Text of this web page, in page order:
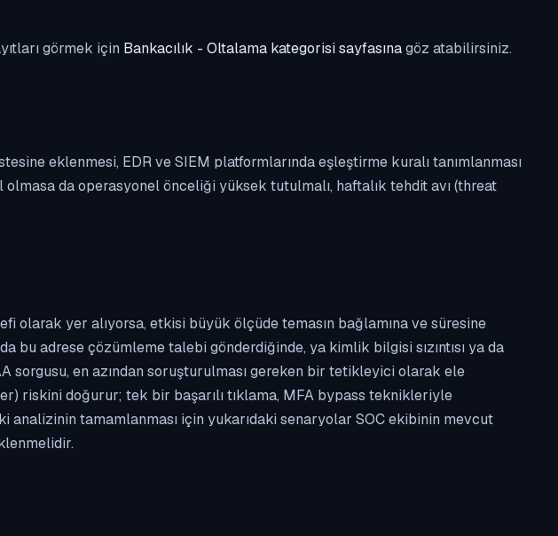
görmek için Bankacılık - Oltalama kategorisi sayfasınagöz atabilirsiniz.
eklenmesi, EDR ve SIEM platformlarında eşleştirme kuralı tanımlanması
da operasyonel önceliği yüksek tutulmalı, haftalık tehdit avı (threat
olarak yer alıyorsa, etkisi büyük ölçüde temasın bağlamına ve süresine
bu adrese çözümleme talebi gönderdiğinde, ya kimlik bilgisi sızıntısı ya da
en azından soruşturulması gereken bir tetikleyici olarak ele
riskini doğurur; tek bir başarılı tıklama, MFA bypass teknikleriyle
tamamlanması için yukarıdaki senaryolar SOC ekibinin mevcut